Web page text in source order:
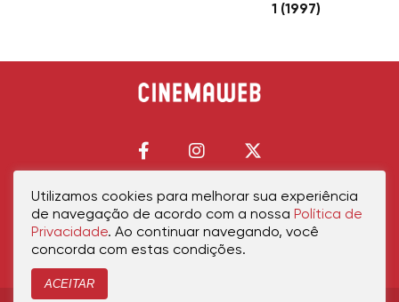
1 (1997)
Início Política de PrivacidadePolítica de CookiesContatoSobre Nós
Utilizamos cookies para melhorar sua experiência
de navegação de acordo com a nossa Política de
Privacidade. Ao continuar navegando, você
concorda com estas condições.
ACEITAR